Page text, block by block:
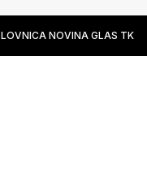
NOVINA GLAS TK